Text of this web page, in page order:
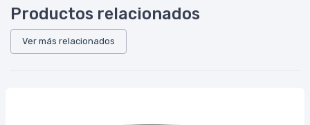
Productos relacionados
Ver más relacionados